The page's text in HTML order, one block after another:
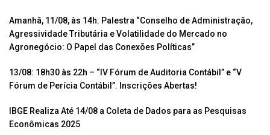
o
k
p
p
til
h
ar
Amanhã, 11/08, às 14h: Palestra “Conselho de Administração,
Agressividade Tributária e Volatilidade do Mercado no
Agronegócio: O Papel das Conexões Políticas”
13/08: 18h30 às 22h – “IV Fórum de Auditoria Contábil” e “V
Fórum de Perícia Contábil”. Inscrições Abertas!
IBGE Realiza Até 14/08 a Coleta de Dados para as Pesquisas
Econômicas 2025